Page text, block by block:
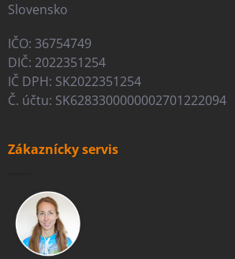
Slovensko
IČO: 36754749
DIČ: 2022351254
IČ DPH: SK2022351254
Č. účtu: SK6283300000002701222094
Zákaznícky servis